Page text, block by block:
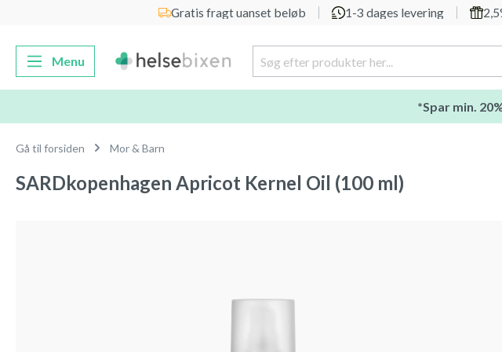
Gå til hovednavigationGratis fragt uanset beløb 1-3 dages levering
Menu
*Spar min.
Gå til forsiden Mor & Barn
SARDkopenhagen Apricot Kernel Oil (100 ml)